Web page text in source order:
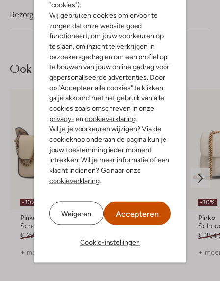
"cookies").
Wij gebruiken cookies om ervoor te
zorgen dat onze website goed
functioneert, om jouw voorkeuren op
te slaan, om inzicht te verkrijgen in
bezoekersgedrag en om een profiel op
te bouwen van jouw online gedrag voor
gepersonaliseerde advertenties. Door
op "Accepteer alle cookies" te klikken,
ga je akkoord met het gebruik van alle
cookies zoals omschreven in onze
privacy- en cookieverklaring.
Wil je je voorkeuren wijzigen? Via de
cookieknop onderaan de pagina kun je
jouw toestemming ieder moment
intrekken. Wil je meer informatie of een
klacht indienen? Ga naar onze
cookieverklaring.
Weigeren Accepteren
Cookie-instellingen
Bezorgen & retourneren
Ook iets voor jou?
-30%
Pinko
Schoudertas
€ 294,99
+ meer kleuren
-50%
Pinko
Schoudertas
-30%
Pinko
€
+